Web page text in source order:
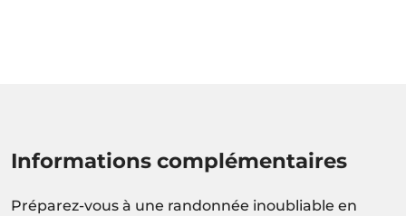
Informations complémentaires
Préparez-vous à une randonnée inoubliable en